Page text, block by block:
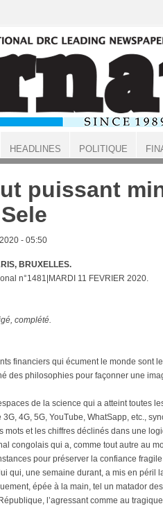
puissant
- 05:50
BRUXELLES.
n°1481|MARDI 11 FEVRIER 2020.
complété.
financiers qui écument le monde sont
des philosophies pour façonner une
de la science qui a atteint toutes
4G, 5G, YouTube, WhatSapp, etc.,
mots et les chiffres déclinés dans une
congolais qui a, comme tout autre au
pour préserver la confiance
qui, une semaine durant, a mis en péril
épée à la main, tel un matador
l’agressant comme au
HEADLINES POLITIQUE